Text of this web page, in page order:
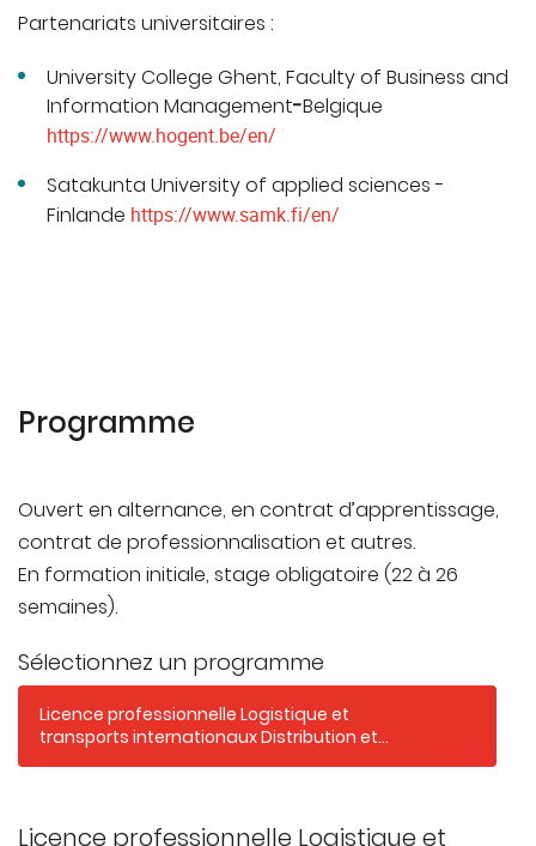
Partenariats universitaires :
University College Ghent, Faculty of Business and
Information Management-Belgique
https://www.hogent.be/en/
Satakunta University of applied sciences -
Finlande https://www.samk.fi/en/
Programme
Ouvert en alternance, en contrat d’apprentissage,
contrat de professionnalisation et autres.
En formation initiale, stage obligatoire (22 à 26
semaines).
Sélectionnez un programme
Licence professionnelle Logistique et
transports internationaux Distribution et
Licence professionnelle Logistique et